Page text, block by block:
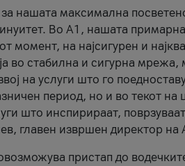
нашата максимална
Во А1, нашата
момент, на најсигурен и
во стабилна и сигурна мрежа,
на услуги што го
период, но и во текот на
што инспирираат,
главен извршен директор на
пристап до